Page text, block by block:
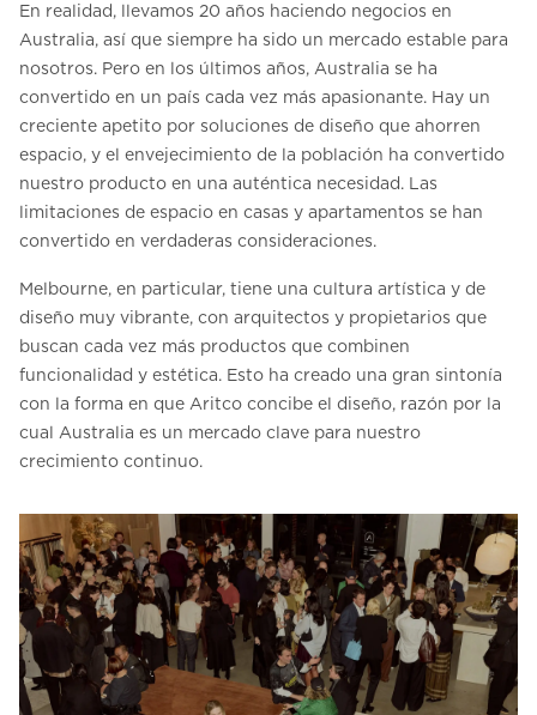
En realidad, llevamos 20 años haciendo negocios en
Australia, así que siempre ha sido un mercado estable para
nosotros. Pero en los últimos años, Australia se ha
convertido en un país cada vez más apasionante. Hay un
creciente apetito por soluciones de diseño que ahorren
espacio, y el envejecimiento de la población ha convertido
nuestro producto en una auténtica necesidad. Las
limitaciones de espacio en casas y apartamentos se han
convertido en verdaderas consideraciones.
Melbourne, en particular, tiene una cultura artística y de
diseño muy vibrante, con arquitectos y propietarios que
buscan cada vez más productos que combinen
funcionalidad y estética. Esto ha creado una gran sintonía
con la forma en que Aritco concibe el diseño, razón por la
cual Australia es un mercado clave para nuestro
crecimiento continuo.